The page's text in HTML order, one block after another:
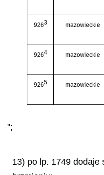
9263 mazowieckie
9264 mazowieckie
9265 mazowieckie
";
13) po lp. 1749 dodaje